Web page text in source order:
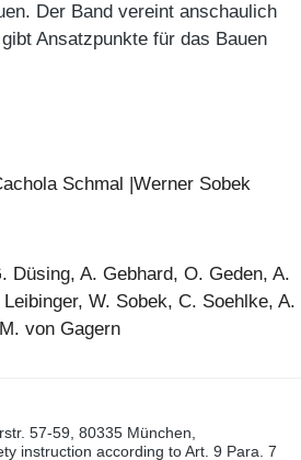
Der Band vereint anschaulich
Ansatzpunkte für das Bauen
Schmal |Werner Sobek
Düsing, A. Gebhard, O. Geden, A.
W. Sobek, C. Soehlke, A.
von Gagern
57-59, 80335 München,
instruction according to Art. 9 Para. 7